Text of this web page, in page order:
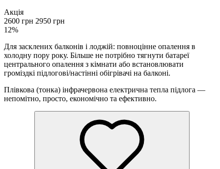
Акція
2600 грн 2950 грн
12%
Для засклених балконів і лоджій: повноцінне опалення в
холодну пору року. Більше не потрібно тягнути батареї
центрального опалення з кімнати або встановлювати
громіздкі підлогові/настінні обігрівачі на балконі.
Плівкова (тонка) інфрачервона електрична тепла підлога —
непомітно, просто, економічно та ефективно.